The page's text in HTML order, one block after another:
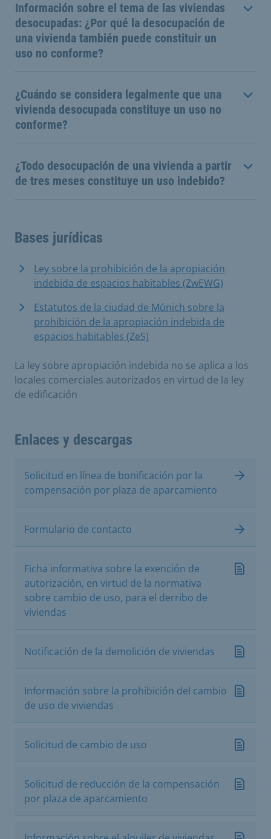
Información sobre el tema de las viviendas
desocupadas: ¿Por qué la desocupación de
una vivienda también puede constituir un
uso no conforme?
¿Cuándo se considera legalmente que una
vivienda desocupada constituye un uso no
conforme?
¿Todo desocupación de una vivienda a partir
de tres meses constituye un uso indebido?
Bases jurídicas
Ley sobre la prohibición de la apropiación
indebida de espacios habitables (ZwEWG)
Estatutos de la ciudad de Múnich sobre la
prohibición de la apropiación indebida de
espacios habitables (ZeS)
La ley sobre apropiación indebida no se aplica a los
locales comerciales autorizados en virtud de la ley
de edificación
Enlaces y descargas
Solicitud en línea de bonificación por la
compensación por plaza de aparcamiento
Formulario de contacto
Ficha informativa sobre la exención de
autorización, en virtud de la normativa
sobre cambio de uso, para el derribo de
viviendas
Notificación de la demolición de viviendas
Información sobre la prohibición del cambio
de uso de viviendas
Solicitud de cambio de uso
Solicitud de reducción de la compensación
por plaza de aparcamiento